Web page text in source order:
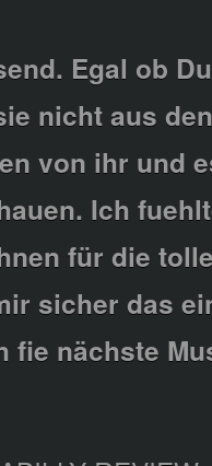
Egal ob
nicht aus
von ihr und
Ich
für die
sicher das
fie nächste